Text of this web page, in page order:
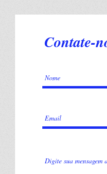
Contate-